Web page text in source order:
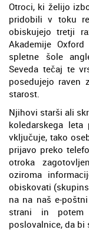
Otroci, ki želijo
pridobili v toku
obiskujejo tretji
Akademije
spletne šole
Seveda tečaj te
posedujejo raven
starost.
Njihovi starši ali
koledarskega
vključuje, tako
prijavo preko
otroka
oziroma
obiskovati
na na naš e-
strani in
poslovalnice, da